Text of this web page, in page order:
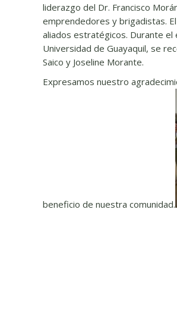
liderazgo del Dr. Francisco
emprendedores y brigadistas.
aliados estratégicos. Durante el
Universidad de Guayaquil, se
Saico y Joseline Morante.
Expresamos nuestro
beneficio de nuestra comunidad.